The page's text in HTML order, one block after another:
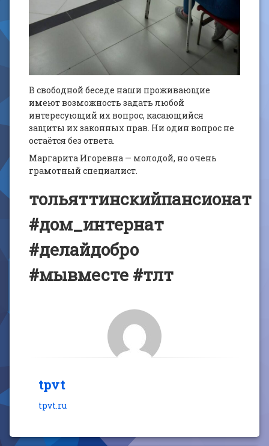
В свободной беседе наши проживающие
имеют возможность задать любой
интересующий их вопрос, касающийся
защиты их законных прав. Ни один вопрос не
остаётся без ответа.
Маргарита Игоревна — молодой, но очень
грамотный специалист.
тольяттинскийпансионат
#дом_интернат
#делайдобро
#мывместе #тлт
tpvt
tpvt.ru